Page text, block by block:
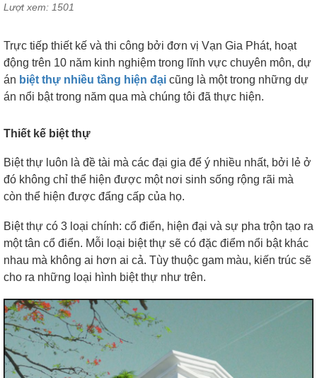
Lượt xem: 1501
Trực tiếp thiết kế và thi công bởi đơn vị Vạn Gia Phát, hoạt
động trên 10 năm kinh nghiệm trong lĩnh vực chuyên môn, dự
án biệt thự nhiều tầng hiện đại cũng là một trong những dự
án nổi bật trong năm qua mà chúng tôi đã thực hiện.
Thiết kế biệt thự
Biệt thự luôn là đề tài mà các đại gia để ý nhiều nhất, bởi lẻ ở
đó không chỉ thể hiện được một nơi sinh sống rộng rãi mà
còn thể hiện được đẩng cấp của họ.
Biệt thự có 3 loại chính: cổ điển, hiện đại và sự pha trộn tạo ra
một tân cổ điển. Mỗi loại biệt thự sẽ có đặc điểm nổi bật khác
nhau mà không ai hơn ai cả. Tùy thuộc gam màu, kiến trúc sẽ
cho ra những loại hình biệt thự như trên.